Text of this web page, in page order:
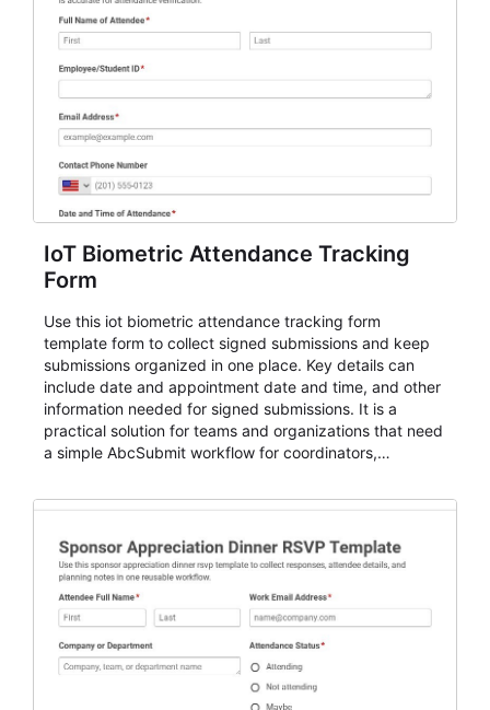
IoT Biometric Attendance Tracking
Form
Use this iot biometric attendance tracking form
template form to collect signed submissions and keep
submissions organized in one place. Key details can
include date and appointment date and time, and other
information needed for signed submissions. It is a
practical solution for teams and organizations that need
a simple AbcSubmit workflow for coordinators,